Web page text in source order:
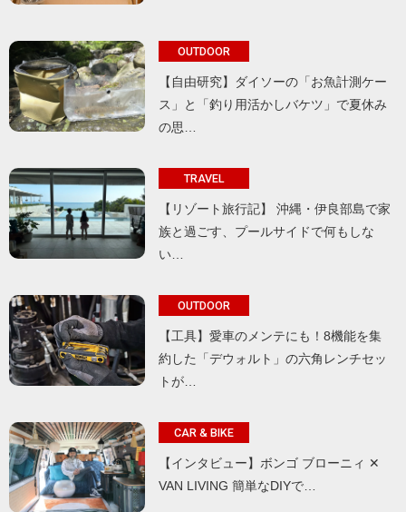
OUTDOOR
【自由研究】ダイソーの「お魚計測ケー
ス」と「釣り用活かしバケツ」で夏休み
の思…
TRAVEL
【リゾート旅行記】 沖縄・伊良部島で家
族と過ごす、プールサイドで何もしな
い…
OUTDOOR
【工具】愛車のメンテにも！8機能を集
約した「デウォルト」の六角レンチセッ
トが…
CAR & BIKE
【インタビュー】ボンゴ ブローニィ ✕
VAN LIVING 簡単なDIYで…